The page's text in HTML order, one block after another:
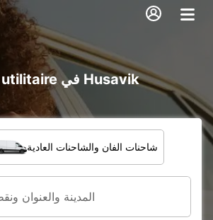
تأجير voiture و utilitaire في Husavik
شاحنات الفان والشاحنات العادية